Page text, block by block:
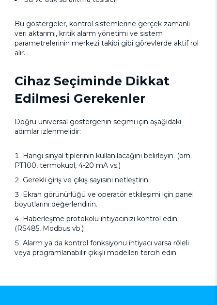
Bu göstergeler, kontrol sistemlerine gerçek zamanlı
veri aktarımı, kritik alarm yönetimi ve sistem
parametrelerinin merkezi takibi gibi görevlerde aktif rol
alır.
Cihaz Seçiminde Dikkat
Edilmesi Gerekenler
Doğru universal göstergenin seçimi için aşağıdaki
adımlar izlenmelidir:
Hangi sinyal tiplerinin kullanılacağını belirleyin. (örn.
PT100, termokupl, 4-20 mA vs.)
Gerekli giriş ve çıkış sayısını netleştirin.
Ekran görünürlüğü ve operatör etkileşimi için panel
boyutlarını değerlendirin.
Haberleşme protokolü ihtiyacınızı kontrol edin.
(RS485, Modbus vb.)
Alarm ya da kontrol fonksiyonu ihtiyacı varsa röleli
veya programlanabilir çıkışlı modelleri tercih edin.